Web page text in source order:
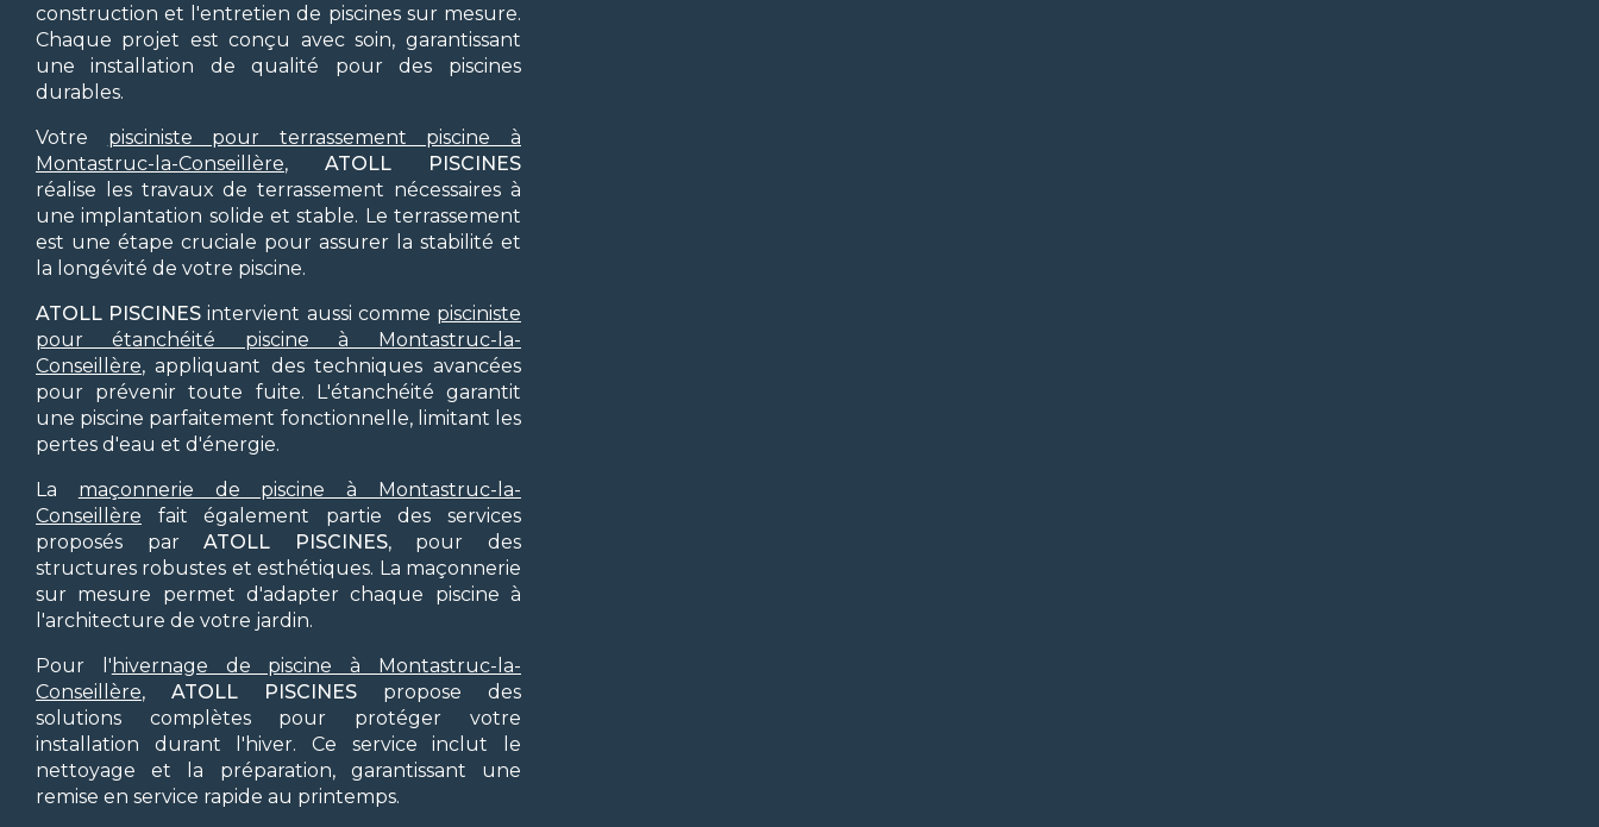
construction et l'entretien de piscines sur mesure.
Chaque projet est conçu avec soin, garantissant
une installation de qualité pour des piscines
durables.
Votre pisciniste pour terrassement piscine à
Montastruc-la-Conseillère, ATOLL PISCINES
réalise les travaux de terrassement nécessaires à
une implantation solide et stable. Le terrassement
est une étape cruciale pour assurer la stabilité et
la longévité de votre piscine.
ATOLL PISCINES intervient aussi comme pisciniste
pour étanchéité piscine à Montastruc-la-
Conseillère, appliquant des techniques avancées
pour prévenir toute fuite. L'étanchéité garantit
une piscine parfaitement fonctionnelle, limitant les
pertes d'eau et d'énergie.
La maçonnerie de piscine à Montastruc-la-
Conseillère fait également partie des services
proposés parATOLL PISCINES, pour des
structures robustes et esthétiques. La maçonnerie
sur mesure permet d'adapter chaque piscine à
l'architecture de votre jardin.
Pour l' hivernage de piscine à Montastruc-la-
Conseillère, ATOLL PISCINES propose des
solutions complètes pour protéger votre
installation durant l'hiver. Ce service inclut le
nettoyage et la préparation, garantissant une
remise en service rapide au printemps.